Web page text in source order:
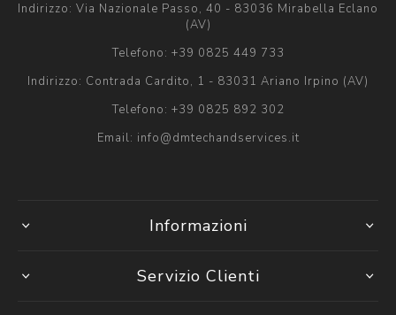
Indirizzo: Via Nazionale Passo, 40 - 83036 Mirabella Eclano
(AV)
Telefono: +39 0825 449 733
Indirizzo: Contrada Cardito, 1 - 83031 Ariano Irpino (AV)
Telefono: +39 0825 892 302
Email: info@dmtechandservices.it
Informazioni
Servizio Clienti